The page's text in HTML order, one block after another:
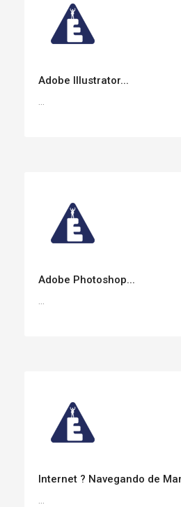
Adobe Illustrator...
...
Adobe Photoshop...
...
Internet ? Navegando de
...